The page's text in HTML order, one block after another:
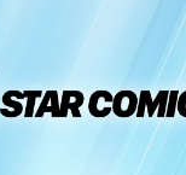
tutti i
essere se
e superando i
sempre
dedicata a
la label